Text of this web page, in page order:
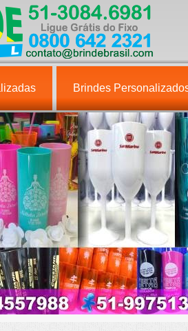
Brindes